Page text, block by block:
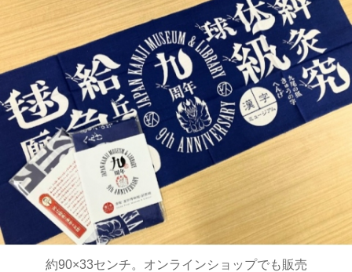
約90×33センチ。オンラインショップでも販売